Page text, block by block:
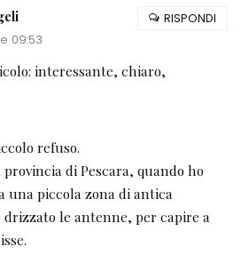
09:53
interessante, chiaro,
refuso.
provincia di Pescara, quando ho
una piccola zona di antica
le antenne, per capire a
RISPONDI